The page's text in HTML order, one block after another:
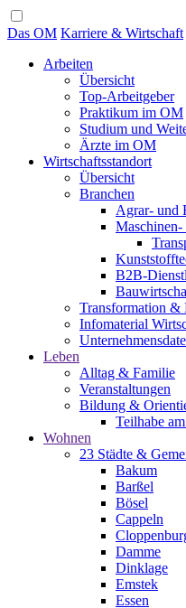
Das OM Karriere & Wirtschaft
Arbeiten
Übersicht
Top-Arbeitgeber
Praktikum im OM
Studium und
Ärzte im OM
Wirtschaftsstandort
Übersicht
Branchen
Agrar- und
Maschinen-
B2B-
Transformation &
Infomaterial
Leben
Alltag & Familie
Veranstaltungen
Bildung &
Teilhabe
Wohnen
23 Städte &
Bakum
Barßel
Bösel
Cappeln
Damme
Dinklage
Emstek
Essen